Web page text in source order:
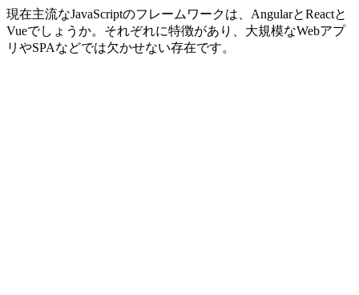
現在主流なJavaScriptのフレームワークは、AngularとReactと
Vueでしょうか。それぞれに特徴があり、大規模なWebアプ
リやSPAなどでは欠かせない存在です。